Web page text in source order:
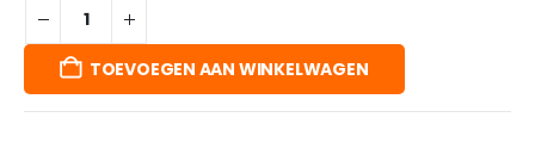
TOEVOEGEN AAN WINKELWAGEN